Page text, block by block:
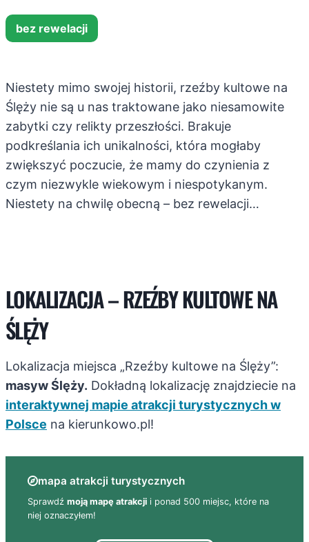
bez rewelacji
Niestety mimo swojej historii, rzeźby kultowe na
Ślęży nie są u nas traktowane jako niesamowite
zabytki czy relikty przeszłości. Brakuje
podkreślania ich unikalności, która mogłaby
zwiększyć poczucie, że mamy do czynienia z
czym niezwykle wiekowym i niespotykanym.
Niestety na chwilę obecną – bez rewelacji…
LOKALIZACJA – RZEŹBY KULTOWE NA
ŚLĘŻY
Lokalizacja miejsca „Rzeźby kultowe na Ślęży”:
masyw Ślęży. Dokładną lokalizację znajdziecie na
interaktywnej mapie atrakcji turystycznych w
Polsce na kierunkowo.pl!
mapa atrakcji turystycznych
Sprawdź moją mapę atrakcji i ponad 500 miejsc, które na
niej oznaczyłem!